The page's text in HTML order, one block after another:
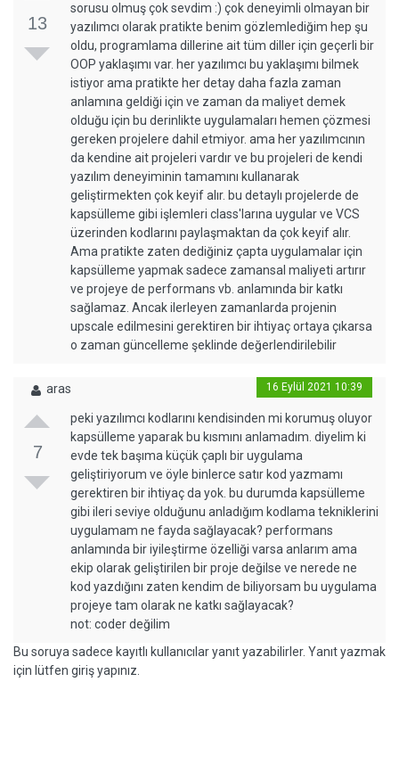
13
sorusu olmuş çok sevdim :) çok deneyimli olmayan bir
yazılımcı olarak pratikte benim gözlemlediğim hep şu
oldu, programlama dillerine ait tüm diller için geçerli bir
OOP yaklaşımı var. her yazılımcı bu yaklaşımı bilmek
istiyor ama pratikte her detay daha fazla zaman
anlamına geldiği için ve zaman da maliyet demek
olduğu için bu derinlikte uygulamaları hemen çözmesi
gereken projelere dahil etmiyor. ama her yazılımcının
da kendine ait projeleri vardır ve bu projeleri de kendi
yazılım deneyiminin tamamını kullanarak
geliştirmekten çok keyif alır. bu detaylı projelerde de
kapsülleme gibi işlemleri class'larına uygular ve VCS
üzerinden kodlarını paylaşmaktan da çok keyif alır.
Ama pratikte zaten dediğiniz çapta uygulamalar için
kapsülleme yapmak sadece zamansal maliyeti artırır
ve projeye de performans vb. anlamında bir katkı
sağlamaz. Ancak ilerleyen zamanlarda projenin
upscale edilmesini gerektiren bir ihtiyaç ortaya çıkarsa
o zaman güncelleme şeklinde değerlendirilebilir
aras 16 Eylül 2021 10:39
7
peki yazılımcı kodlarını kendisinden mi korumuş oluyor
kapsülleme yaparak bu kısmını anlamadım. diyelim ki
evde tek başıma küçük çaplı bir uygulama
geliştiriyorum ve öyle binlerce satır kod yazmamı
gerektiren bir ihtiyaç da yok. bu durumda kapsülleme
gibi ileri seviye olduğunu anladığım kodlama tekniklerini
uygulamam ne fayda sağlayacak? performans
anlamında bir iyileştirme özelliği varsa anlarım ama
ekip olarak geliştirilen bir proje değilse ve nerede ne
kod yazdığını zaten kendim de biliyorsam bu uygulama
projeye tam olarak ne katkı sağlayacak?
not: coder değilim
Bu soruya sadece kayıtlı kullanıcılar yanıt yazabilirler. Yanıt yazmak
için lütfen giriş yapınız.